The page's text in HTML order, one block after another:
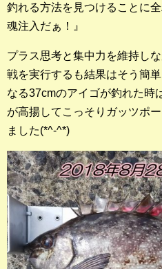
釣れる方法を見つけることに
魂注入だぁ！』
プラス思考と集中力を維持し
戦を実行するも結果はそう簡
なる37cmのアイゴが釣れた時
が高揚してこっそりガッツポ
ました(*^-^*)